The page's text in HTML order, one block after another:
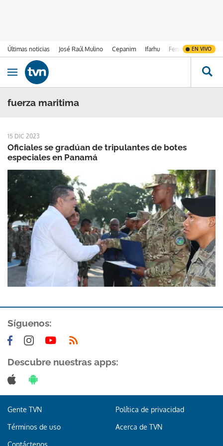
Últimas noticias José Raúl Mulino Cepanim Ifarhu Fenómeno de El
EN VIVO
Ir al contenido
Obrir navegació
fuerza maritima
15 DIC 2023
Oficiales se gradúan de tripulantes de botes
especiales en Panamá
Síguenos:
Descubre nuestras apps:
Gente TVN Política de privacidad
Términos de uso Acerca de TVN